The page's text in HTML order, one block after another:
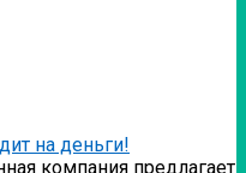
на деньги!
компания предлагает